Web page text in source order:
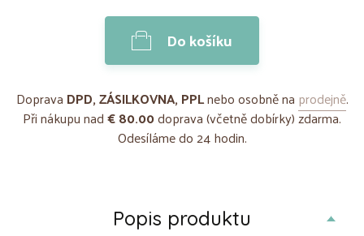
Do košíku
Doprava DPD, ZÁSILKOVNA, PPLnebo osobně na prodejně.
Při nákupu nad€ 80.00doprava (včetně dobírky) zdarma.
Odesíláme do 24 hodin.
Popis produktu